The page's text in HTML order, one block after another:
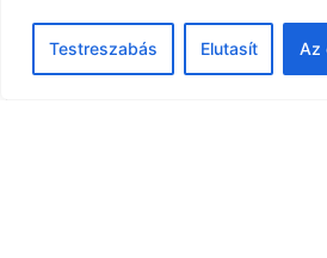
Testreszabás Elutasít Az